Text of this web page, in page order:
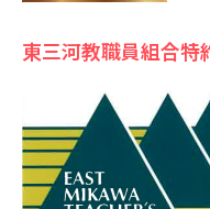
東三河教職員組合特